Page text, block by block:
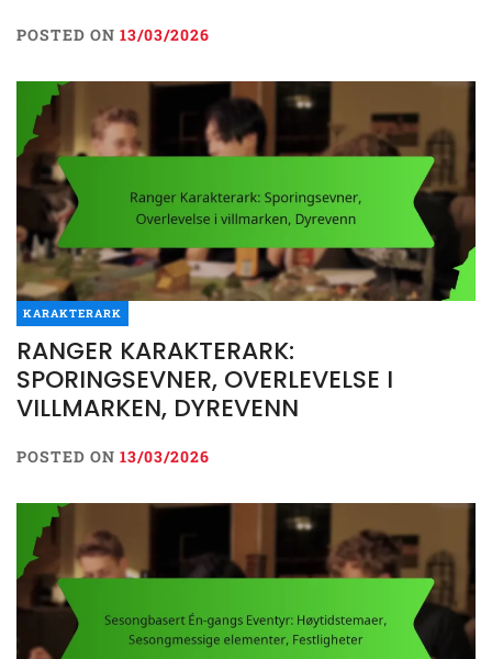
POSTED ON 13/03/2026
KARAKTERARK
RANGER KARAKTERARK:
SPORINGSEVNER, OVERLEVELSE I
VILLMARKEN, DYREVENN
POSTED ON 13/03/2026